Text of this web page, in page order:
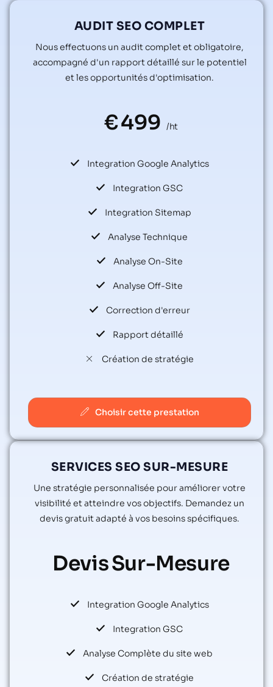
AUDIT SEO COMPLET
Nous effectuons un audit complet et obligatoire,
accompagné d'un rapport détaillé sur le potentiel
et les opportunités d'optimisation.
€499 /ht
Integration Google Analytics
Integration GSC
Integration Sitemap
Analyse Technique
Analyse On-Site
Analyse Off-Site
Correction d'erreur
Rapport détaillé
Création de stratégie
Choisir cette prestation
SERVICES SEO SUR-MESURE
Une stratégie personnalisée pour améliorer votre
visibilité et atteindre vos objectifs. Demandez un
devis gratuit adapté à vos besoins spécifiques.
DevisSur-Mesure
Integration Google Analytics
Integration GSC
Analyse Complète du site web
Création de stratégie